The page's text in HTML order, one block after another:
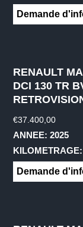
Demande
RENAULT
DCI 130 TR
€37.400,00
ANNEE: 2025
Demande